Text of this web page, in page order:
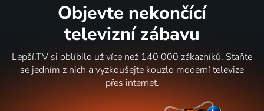
Objevte nekončící
televizní zábavu
Lepší.TV si oblíbilo už více než 140 000 zákazníků. Staňte
se jedním z nich a vyzkoušejte kouzlo moderní televize
přes internet.